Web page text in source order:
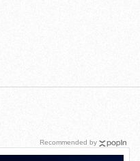
Recommended by